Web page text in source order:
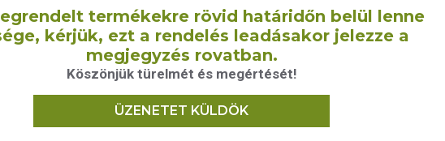
vászonzsák –
cm
Ft +ÁFA
termékekre rövid határidőn belül lenne
kérjük, ezt a rendelés leadásakor jelezze a
megjegyzés rovatban.
Köszönjük türelmét és megértését!
ÜZENETET KÜLDÖK